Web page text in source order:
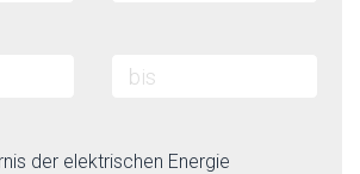
der elektrischen Energie